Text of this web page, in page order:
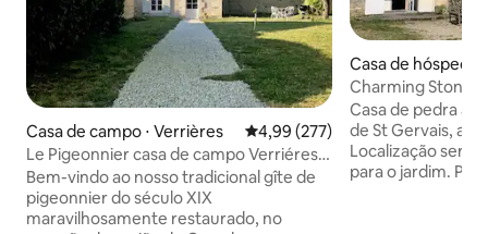
Casa de campo ⋅ Verrières 4,99 de uma avaliação média de
4,99 (277)
Le Pigeonnier casa de campo Verriéres,
Cognac
Bem-vindo ao nosso tradicional gîte de
pigeonnier do século XIX
maravilhosamente restaurado, no
Casa de
ervais
Charming Stone
Bordeaux
Casa de pedra
de St Gervais, a
Localização
para o jardim.